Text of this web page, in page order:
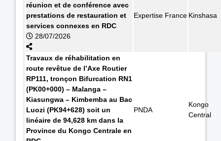
réunion et de conférence avec
prestations de restauration et
services connexes en RDC
28/07/2026
Expertise France Kinshasa
Travaux de réhabilitation en
route revêtue de l’Axe Routier
RP111, tronçon Bifurcation RN1
(PK00+000) – Malanga –
Kiasungwa – Kimbemba au Bac
Luozi (PK94+628) soit un
linéaire de 94,628 km dans la
Province du Kongo Centrale en
PNDA
Kongo
Central